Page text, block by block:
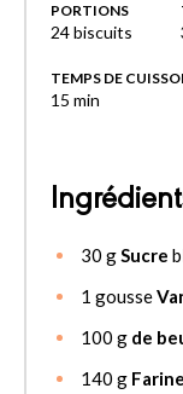
PORTIONS
24biscuits
TEMPS DE
15 min
30 gSucre
1 gousse
100 g de
140 g